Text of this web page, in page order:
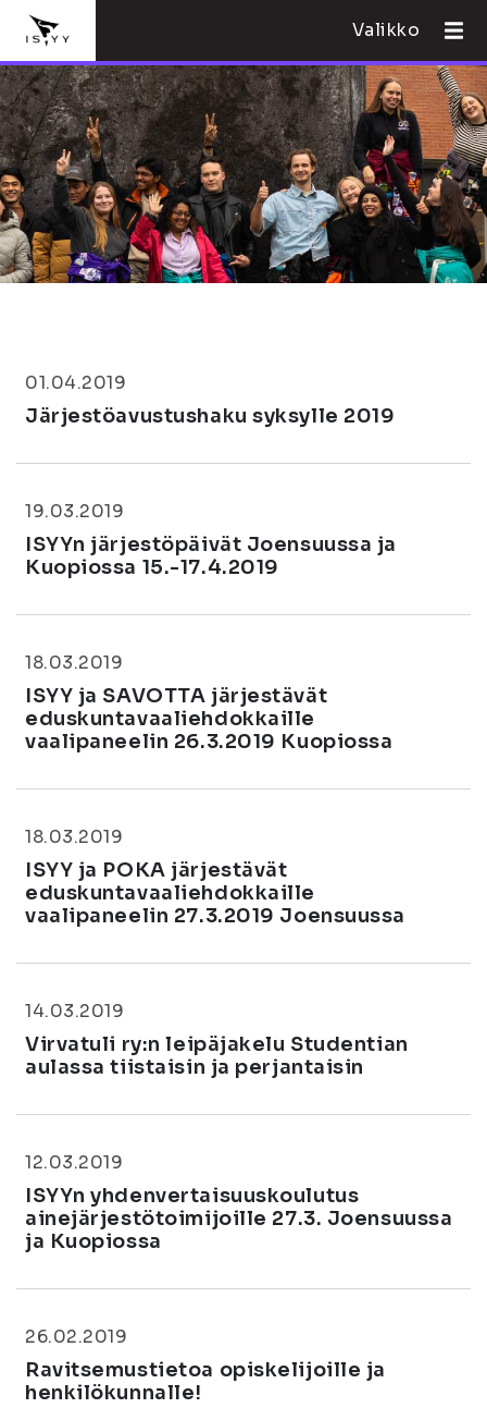
Valikko
01.04.2019
Järjestöavustushaku syksylle 2019
19.03.2019
ISYYn järjestöpäivät Joensuussa ja
Kuopiossa 15.-17.4.2019
18.03.2019
ISYY ja SAVOTTA järjestävät
eduskuntavaaliehdokkaille
vaalipaneelin 26.3.2019 Kuopiossa
18.03.2019
ISYY ja POKA järjestävät
eduskuntavaaliehdokkaille
vaalipaneelin 27.3.2019 Joensuussa
14.03.2019
Virvatuli ry:n leipäjakelu Studentian
aulassa tiistaisin ja perjantaisin
12.03.2019
ISYYn yhdenvertaisuuskoulutus
ainejärjestötoimijoille 27.3. Joensuussa
ja Kuopiossa
26.02.2019
Ravitsemustietoa opiskelijoille ja
henkilökunnalle!